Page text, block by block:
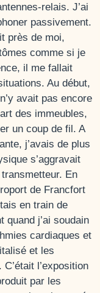
relais. J’ai
passivement.
près de moi,
comme si je
il me fallait
Au début,
avait pas encore
des immeubles,
un coup de fil. A
j’avais de plus
s’aggravait
transmetteur. En
de Francfort
en train de
quand j’ai soudain
cardiaques et
et les
l’exposition
par les